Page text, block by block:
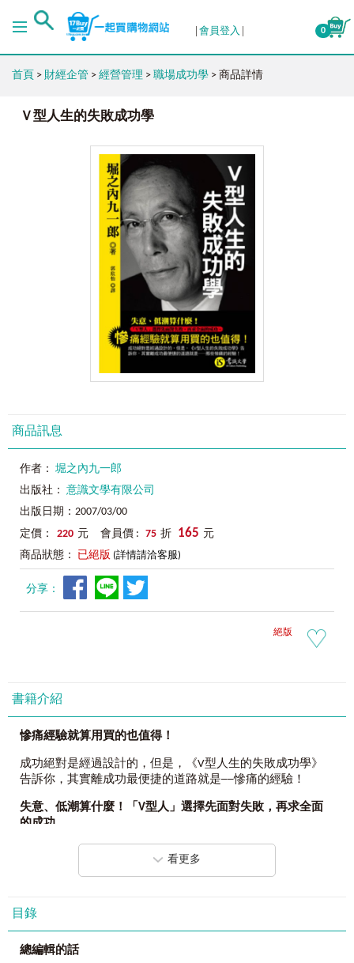
會員登入 0
首頁 > 財經企管 > 經營管理 > 職場成功學 > 商品詳情
Ｖ型人生的失敗成功學
商品訊息
作者： 堀之內九一郎
出版社： 意識文學有限公司
出版日期：2007/03/00
定價：
220 元 會員價 : 75 折 165 元
商品狀態： 已絕版 (詳情請洽客服)
分享：
絕版
書籍介紹
慘痛經驗就算用買的也值得！
成功絕對是經過設計的，但是，《V型人生的失敗成功學》
告訴你，其實離成功最便捷的道路就是──慘痛的經驗！
失意、低潮算什麼！「 V型人」選擇先面對失敗，再求全面
的成功。
這裡提到的「V型人生」，是象徵著一種跌到谷底後翻身的
圖像，更代表著成功後舉著V型手勢的喜悅。每一次的挫敗
最終朝著另一個高峰邁進。
向V型頂端邁進七大步
看更多
目錄
總編輯的話